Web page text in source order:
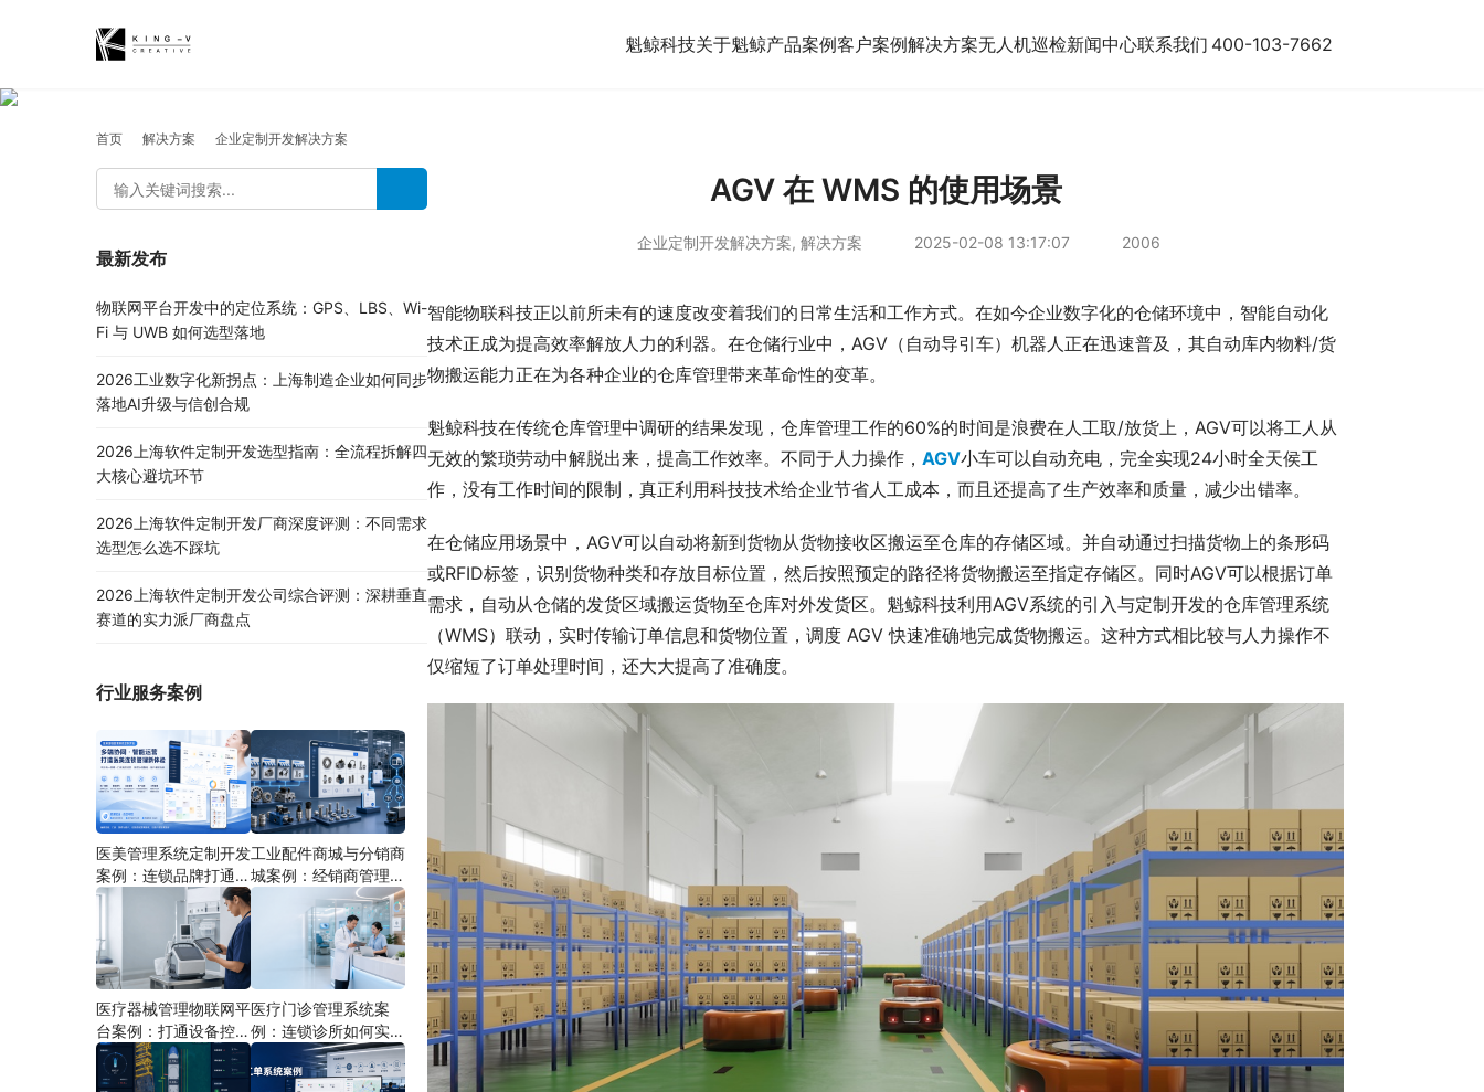
魁鲸科技关于魁鲸产品案例客户案例解决方案无人机巡检新闻中心联系我们 400-103-7662
首页 解决方案 企业定制开发解决方案
AGV 在 WMS 的使用场景
企业定制开发解决方案, 解决方案 2025-02-08 13:17:07 2006
智能物联科技正以前所未有的速度改变着我们的日常生活和工作方式。在如今企业数字化的仓储环境中，智能自动化
技术正成为提高效率解放人力的利器。在仓储行业中，AGV（自动导引车）机器人正在迅速普及，其自动库内物料/货
物搬运能力正在为各种企业的仓库管理带来革命性的变革。
魁鲸科技在传统仓库管理中调研的结果发现，仓库管理工作的60%的时间是浪费在人工取/放货上，AGV可以将工人从
无效的繁琐劳动中解脱出来，提高工作效率。不同于人力操作， AGV小车可以自动充电，完全实现24小时全天侯工
作，没有工作时间的限制，真正利用科技技术给企业节省人工成本，而且还提高了生产效率和质量，减少出错率。
在仓储应用场景中，AGV可以自动将新到货物从货物接收区搬运至仓库的存储区域。并自动通过扫描货物上的条形码
或RFID标签，识别货物种类和存放目标位置，然后按照预定的路径将货物搬运至指定存储区。同时AGV可以根据订单
需求，自动从仓储的发货区域搬运货物至仓库对外发货区。魁鲸科技利用AGV系统的引入与定制开发的仓库管理系统
（WMS）联动，实时传输订单信息和货物位置，调度 AGV 快速准确地完成货物搬运。这种方式相比较与人力操作不
仅缩短了订单处理时间，还大大提高了准确度。
最新发布
物联网平台开发中的定位系统：GPS、LBS、Wi-
Fi 与 UWB 如何选型落地
2026工业数字化新拐点：上海制造企业如何同步
落地AI升级与信创合规
2026上海软件定制开发选型指南：全流程拆解四
大核心避坑环节
2026上海软件定制开发厂商深度评测：不同需求
选型怎么选不踩坑
2026上海软件定制开发公司综合评测：深耕垂直
赛道的实力派厂商盘点
行业服务案例
医美管理系统定制开发
案例：连锁品牌打通多
端协同
工业配件商城与分销商
城案例：经销商管理系
统如何分期建设
医疗器械管理物联网平
台案例：打通设备控
制、状态采集与远程运
维
医疗门诊管理系统案
例：连锁诊所如何实现
多门店协同运营